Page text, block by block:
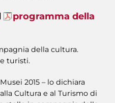
programma della
della cultura.
turisti.
2015 – lo dichiara
Cultura e al Turismo di